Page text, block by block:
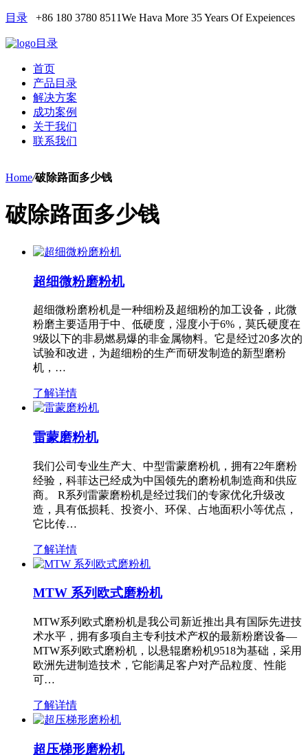
目录 +86 180 3780 8511We Hava More 35 Years Of Expeiences
目录
首页
产品目录
解决方案
成功案例
关于我们
联系我们
Home/破除路面多少钱
破除路面多少钱
超细微粉磨粉机
超细微粉磨粉机是一种细粉及超细粉的加工设备，此微
粉磨主要适用于中、低硬度，湿度小于6%，莫氏硬度在
9级以下的非易燃易爆的非金属物料。它是经过20多次的
试验和改进，为超细粉的生产而研发制造的新型磨粉
机，…
了解详情
雷蒙磨粉机
我们公司专业生产大、中型雷蒙磨粉机，拥有22年磨粉
经验，科菲达已经成为中国领先的磨粉机制造商和供应
商。 R系列雷蒙磨粉机是经过我们的专家优化升级改
造，具有低损耗、投资小、环保、占地面积小等优点，
它比传…
了解详情
MTW 系列欧式磨粉机
MTW系列欧式磨粉机是我公司新近推出具有国际先进技
术水平，拥有多项自主专利技术产权的最新粉磨设备—
MTW系列欧式磨粉机，以悬辊磨粉机9518为基础，采用
欧洲先进制造技术，它能满足客户对产品粒度、性能
可…
了解详情
超压梯形磨粉机